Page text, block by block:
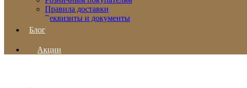
Правила доставки
Реквизиты и документы
Блог
Акции